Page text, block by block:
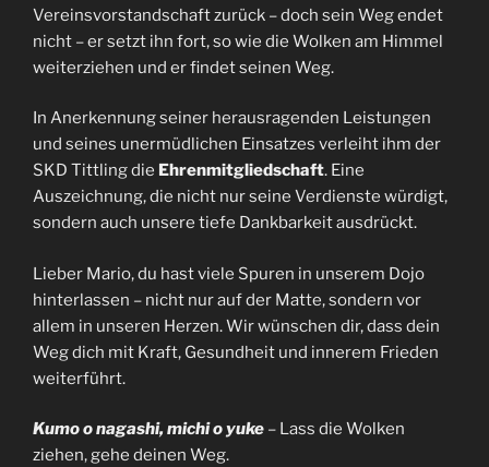
Vereinsvorstandschaft zurück – doch sein Weg endet
nicht – er setzt ihn fort, so wie die Wolken am Himmel
weiterziehen und er findet seinen Weg.
In Anerkennung seiner herausragenden Leistungen
und seines unermüdlichen Einsatzes verleiht ihm der
SKD Tittling die Ehrenmitgliedschaft. Eine
Auszeichnung, die nicht nur seine Verdienste würdigt,
sondern auch unsere tiefe Dankbarkeit ausdrückt.
Lieber Mario, du hast viele Spuren in unserem Dojo
hinterlassen – nicht nur auf der Matte, sondern vor
allem in unseren Herzen. Wir wünschen dir, dass dein
Weg dich mit Kraft, Gesundheit und innerem Frieden
weiterführt.
Kumo o nagashi, michi o yuke – Lass die Wolken
ziehen, gehe deinen Weg.